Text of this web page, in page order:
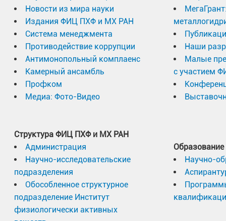
Новости из мира науки
Издания ФИЦ ПХФ и МХ РАН
Система менеджмента
Противодействие коррупции
Антимонопольный комплаенс
Камерный ансамбль
Профком
Медиа: Фото-Видео
Структура ФИЦ ПХФ и МХ РАН
Администрация
Научно-исследовательские
подразделения
Обособленное структурное
подразделение Институт
физиологически активных
Наши
Малые
с участием
Образование
Научно-